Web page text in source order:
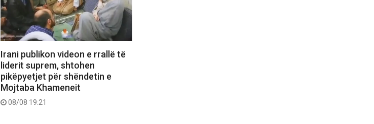
Irani publikon videon e rrallë të
liderit suprem, shtohen
pikëpyetjet për shëndetin e
Mojtaba Khameneit
08/08 19:21